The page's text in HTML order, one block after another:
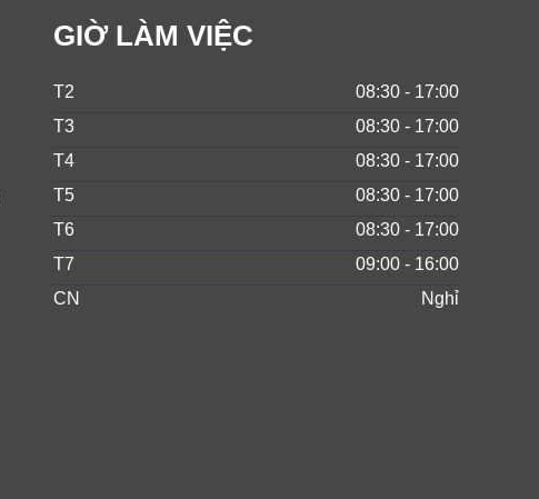
GIỜ LÀM VIỆC
T2
08:30 - 17:00
T3
08:30 - 17:00
T4
08:30 - 17:00
T5
08:30 - 17:00
T6
08:30 - 17:00
T7
09:00 - 16:00
CN
Nghỉ